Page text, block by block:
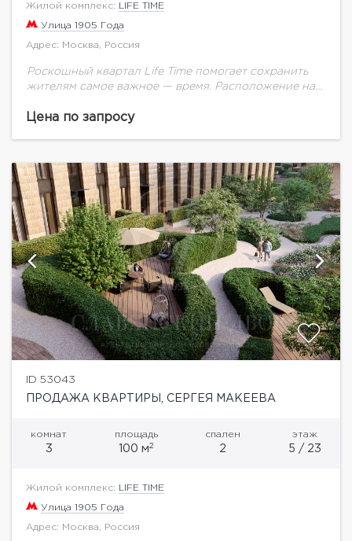
Жилой комплекс: LIFE TIME
Улица 1905 Года
Адрес: Москва, Россия
Роскошный квартал Life Time помогает сохранить
жителям самое важное — время. Расположение на
Москвы и Сити. Самая полная инфраструктура:
Цена по запросу
ID 53043
ПРОДАЖА КВАРТИРЫ, СЕРГЕЯ МАКЕЕВА
комнат
3
площадь
100 м2
спален
2
этаж
5 / 23
Жилой комплекс: LIFE TIME
Улица 1905 Года
Адрес: Москва, Россия